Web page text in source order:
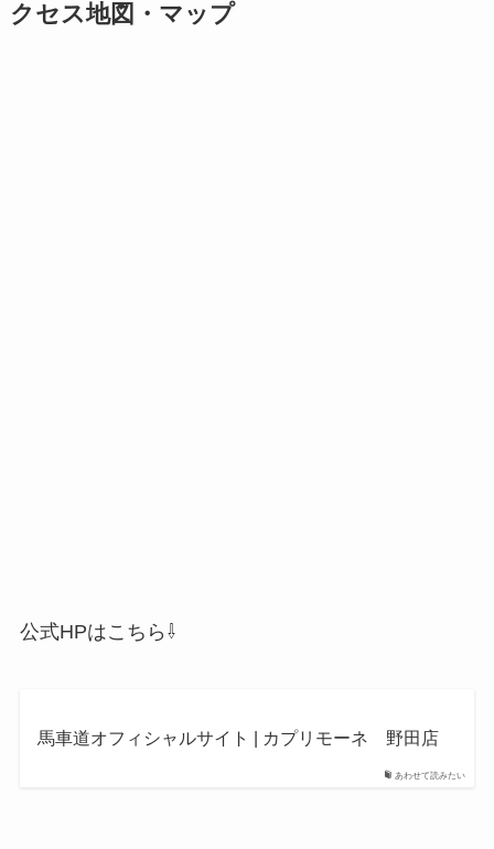
クセス地図・マップ
公式HPはこちら⇩
あわせて読みたい
馬車道オフィシャルサイト | カプリモーネ 野田店